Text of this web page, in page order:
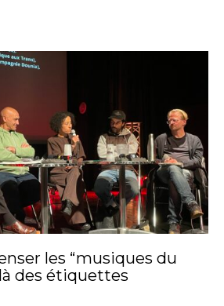
les “musiques du
des étiquettes